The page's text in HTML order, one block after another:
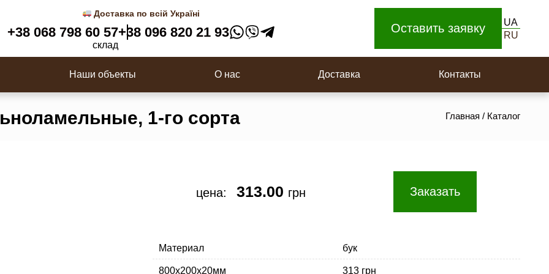
Доставка по всій Україні
+38 068 798 60 57
склад
+38 096 820 21 93 Оставить заявку
UA
RU
Наши объекты О нас Доставка Контакты
Площадки на поворотную лестницу
1-го сорта Главная / Каталог
цена: 313.00 грн Заказать
Материал бук
800х200х20мм 313 грн